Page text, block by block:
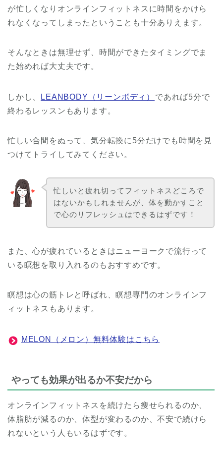
が忙しくなりオンラインフィットネスに時間をかけら
れなくなってしまったということも十分ありえます。
そんなときは無理せず、時間ができたタイミングでま
た始めれば大丈夫です。
しかし、 LEANBODY（リーンボディ）
であれば5分で
終わるレッスンもあります。
忙しい合間をぬって、気分転換に5分だけでも時間を見
つけてトライしてみてください。
忙しいと疲れ切ってフィットネスどころで
はないかもしれませんが、体を動かすこと
で心のリフレッシュはできるはずです！
また、心が疲れているときはニューヨークで流行って
いる瞑想を取り入れるのもおすすめです。
瞑想は心の筋トレと呼ばれ、瞑想専門のオンラインフ
ィットネスもあります。
MELON（メロン）無料体験はこちら
やっても効果が出るか不安だから
オンラインフィットネスを続けたら痩せられるのか、
体脂肪が減るのか、体型が変わるのか、不安で続けら
れないという人もいるはずです。